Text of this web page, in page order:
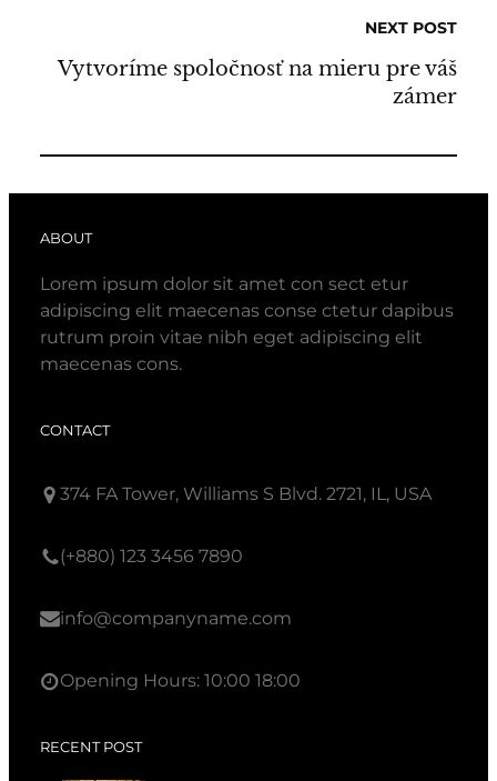
NEXT POST
Vytvoríme spoločnosť na mieru pre váš
zámer
ABOUT
Lorem ipsum dolor sit amet con sect etur
adipiscing elit maecenas conse ctetur dapibus
rutrum proin vitae nibh eget adipiscing elit
maecenas cons.
CONTACT
374 FA Tower, Williams S Blvd. 2721, IL, USA
(+880) 123 3456 7890
info@companyname.com
Opening Hours: 10:00 18:00
RECENT POST